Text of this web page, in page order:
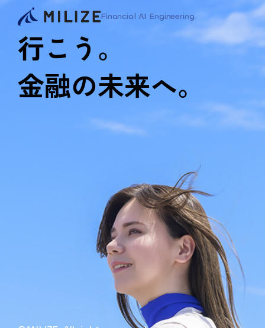
Financial AI Engineering.
行こう。
金融の未来へ。